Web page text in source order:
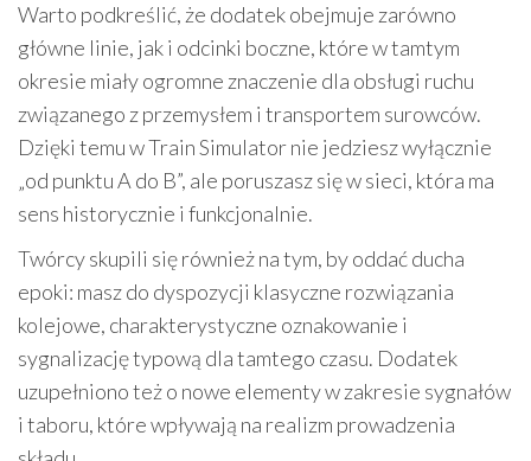
Warto podkreślić, że dodatek obejmuje zarówno
główne linie, jak i odcinki boczne, które w tamtym
okresie miały ogromne znaczenie dla obsługi ruchu
związanego z przemysłem i transportem surowców.
Dzięki temu w Train Simulator nie jedziesz wyłącznie
„od punktu A do B”, ale poruszasz się w sieci, która ma
sens historycznie i funkcjonalnie.
Twórcy skupili się również na tym, by oddać ducha
epoki: masz do dyspozycji klasyczne rozwiązania
kolejowe, charakterystyczne oznakowanie i
sygnalizację typową dla tamtego czasu. Dodatek
uzupełniono też o nowe elementy w zakresie sygnałów
i taboru, które wpływają na realizm prowadzenia